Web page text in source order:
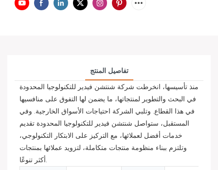
تفاصيل المنتج
منذ تأسيسها، انخرطت شركة شنتشن فيدير للتكنولوجيا المحدودة
في البحث والتطوير لمنتجاتها، ما يضمن لها التفوق على منافسيها
في هذا القطاع. وتلبي الشركة احتياجات الأسواق الخارجية. وفي
المستقبل، ستواصل شنتشن فيدير للتكنولوجيا المحدودة تقديم
خدمات أفضل لعملائها، مع التركيز على الابتكار التكنولوجي،
وتلتزم ببناء منظومة منتجات متكاملة، لتزويد عملائها بمنتجات
أكثر تنوعًا.